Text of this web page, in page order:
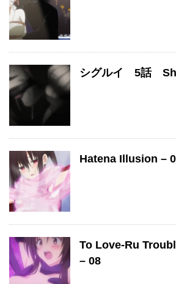
シグルイ 5話
Hatena Illusion –
To Love-Ru
– 08